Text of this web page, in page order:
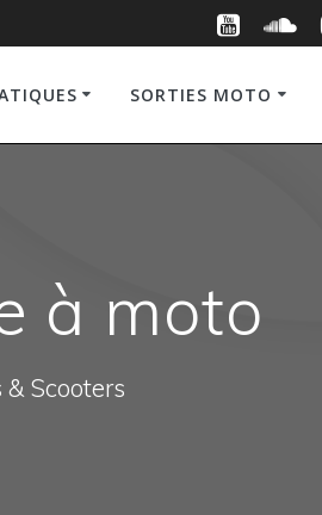
SORTIES MOTO
à moto
Scooters